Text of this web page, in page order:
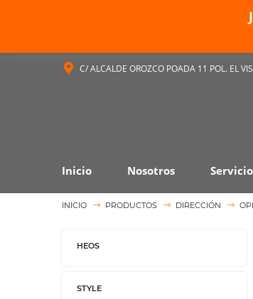
C/ ALCALDE OROZCO POADA 11 POL. EL
Inicio Nosotros
INICIO PRODUCTOS DIRECCIÓN
HEOS
STYLE